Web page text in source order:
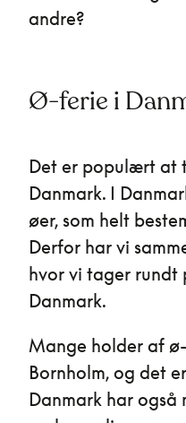
andre?
Ø-ferie i
Det er populært at
Danmark. I
øer, som helt
Derfor har vi
hvor vi tager rundt
Danmark.
Mange holder af
Bornholm, og det
Danmark har også